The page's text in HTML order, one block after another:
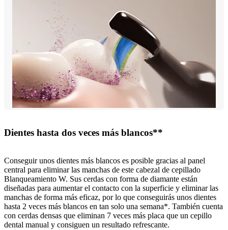
Dientes hasta dos veces más blancos**
Conseguir unos dientes más blancos es posible gracias al panel
central para eliminar las manchas de este cabezal de cepillado
Blanqueamiento W. Sus cerdas con forma de diamante están
diseñadas para aumentar el contacto con la superficie y eliminar las
manchas de forma más eficaz, por lo que conseguirás unos dientes
hasta 2 veces más blancos en tan solo una semana*. También cuenta
con cerdas densas que eliminan 7 veces más placa que un cepillo
dental manual y consiguen un resultado refrescante.